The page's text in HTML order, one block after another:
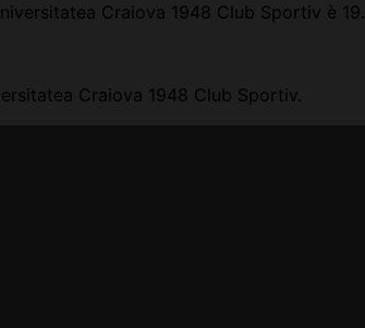
Craiova 1948 Club Sportiv è 19.
Craiova 1948 Club Sportiv.